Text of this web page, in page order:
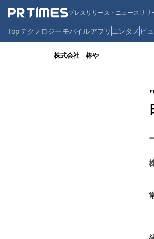
プレスリリース・ニュースリリ
Topテクノロジーモバイルアプリ エンタメ ビ
株式会社 椿や